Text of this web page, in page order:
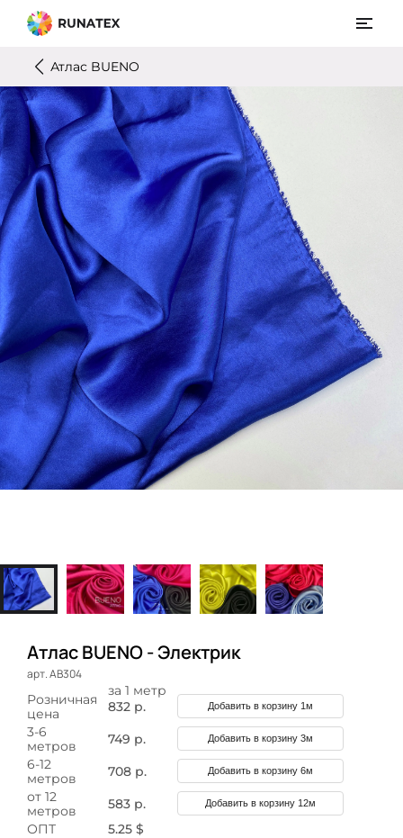
Атлас BUENO
Атлас BUENO - Электрик
арт. АВ304
за 1 метр
Розничная
цена
832 р. Добавить в корзину 1м
3-6
метров
749 р. Добавить в корзину 3м
6-12
метров
708 р. Добавить в корзину 6м
от 12
метров
583 р. Добавить в корзину 12м
ОПТ 5.25 $